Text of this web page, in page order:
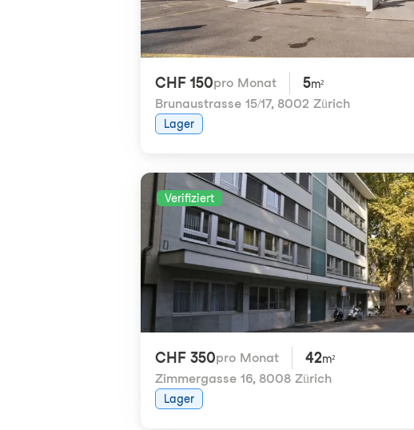
CHF 150pro Monat 5m²
Brunaustrasse 15/17, 8002 Zürich
Lager
Verifiziert
CHF 350pro Monat 42m²
Zimmergasse 16, 8008 Zürich
Lager